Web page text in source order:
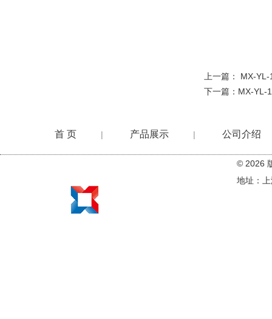
上一篇： MX-
下一篇： MX-YL-
首 页 | 产品展示 | 公司介绍
在线留言
© 2026
地址：